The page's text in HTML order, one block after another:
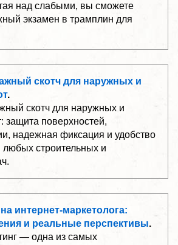
над слабыми, вы сможете
экзамен в трамплин для
скотч для наружных и
.
скотч для наружных и
защита поверхностей,
надежная фиксация и удобство
строительных и
интернет-маркетолога:
и реальные перспективы.
— одна из самых